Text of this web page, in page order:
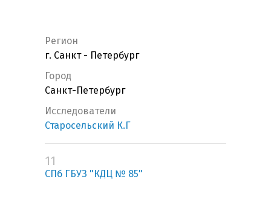
Регион
г. Санкт - Петербург
Город
Санкт-Петербург
Исследователи
Старосельский К.Г
11
СПб ГБУЗ "КДЦ № 85"